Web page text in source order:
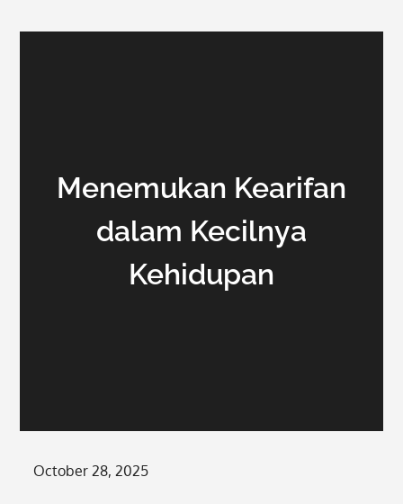
Menemukan Kearifan
dalam Kecilnya
Kehidupan
Posted
October 28, 2025